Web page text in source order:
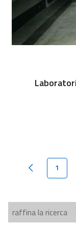
Pagina 1